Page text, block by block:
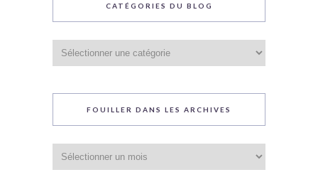
CATÉGORIES DU BLOG
du
blog
FOUILLER DANS LES ARCHIVES
dans
les